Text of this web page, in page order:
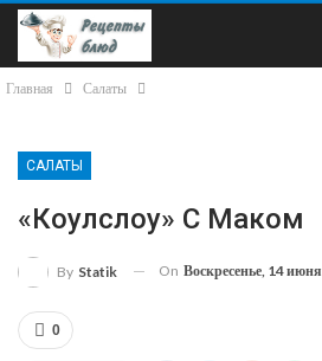
Главная Салаты
САЛАТЫ
«Коулслоу» С Маком
By Statik On Воскресенье, 14 июня
0